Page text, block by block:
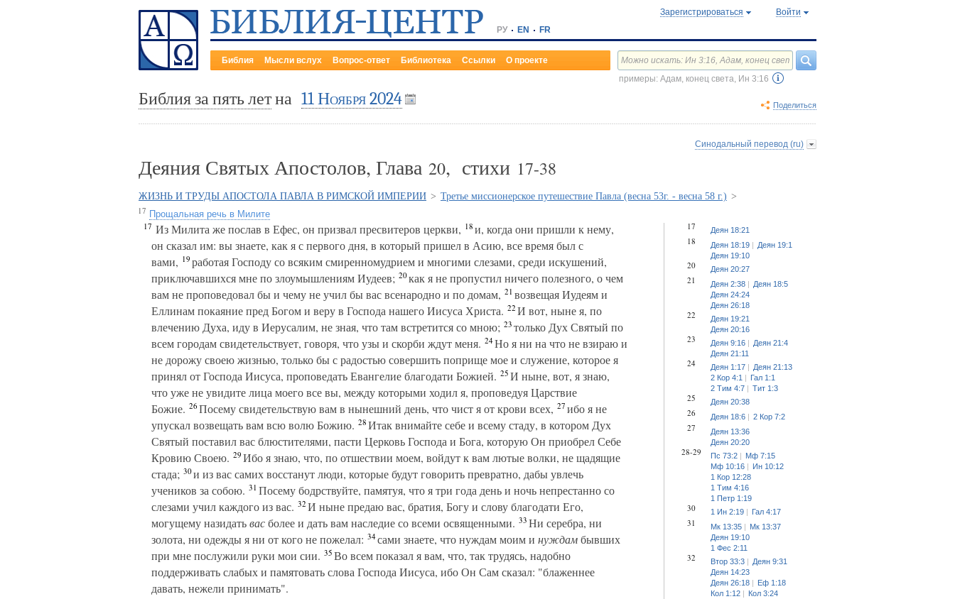
РУ EN FR
Зарегистрироваться Войти
Библия Мысли вслух Вопрос-ответ Библиотека Ссылки
О проекте
примеры: Адам, конец света, Ин 3:16
Библия за пять летна 11 Ноября 2024 Поделиться
Синодальный перевод (ru)
Деяния Святых Апостолов, Глава 20, стихи 17-38
ЖИЗНЬ И ТРУДЫ АПОСТОЛА ПАВЛА В РИМСКОЙ ИМПЕРИИ > Третье миссионерское путешествие Павла (весна 53г. - весна 58 г.) >
17 Прощальная речь в Милите
17 Из Милита же послав в Ефес, он призвал пресвитеров церкви, 18и, когда они пришли к нему,
он сказал им: вы знаете, как я с первого дня, в который пришел в Асию, все время был с
вами, 19работая Господу со всяким смиренномудрием и многими слезами, среди искушений,
приключавшихся мне по злоумышлениям Иудеев; 20как я не пропустил ничего полезного, о чем
вам не проповедовал бы и чему не учил бы вас всенародно и по домам, 21возвещая Иудеям и
Еллинам покаяние пред Богом и веру в Господа нашего Иисуса Христа. 22И вот, ныне я, по
влечению Духа, иду в Иерусалим, не зная, что там встретится со мною; 23только Дух Святый по
всем городам свидетельствует, говоря, что узы и скорби ждут меня. 24Но я ни на что не взираю и
не дорожу своею жизнью, только бы с радостью совершить поприще мое и служение, которое я
принял от Господа Иисуса, проповедать Евангелие благодати Божией. 25И ныне, вот, я знаю,
что уже не увидите лица моего все вы, между которыми ходил я, проповедуя Царствие
Божие. 26Посему свидетельствую вам в нынешний день, что чист я от крови всех, 27ибо я не
упускал возвещать вам всю волю Божию. 28Итак внимайте себе и всему стаду, в котором Дух
Святый поставил вас блюстителями, пасти Церковь Господа и Бога, которую Он приобрел Себе
Кровию Своею. 29Ибо я знаю, что, по отшествии моем, войдут к вам лютые волки, не щадящие
стада; 30и из вас самих восстанут люди, которые будут говорить превратно, дабы увлечь
учеников за собою. 31Посему бодрствуйте, памятуя, что я три года день и ночь непрестанно со
слезами учил каждого из вас. 32И ныне предаю вас, братия, Богу и слову благодати Его,
могущему назидатьвасболее и дать вам наследие со всеми освященными. 33Ни серебра, ни
золота, ни одежды я ни от кого не пожелал: 34сами знаете, что нуждам моим и нуждамбывших
при мне послужили руки мои сии. 35Во всем показал я вам, что, так трудясь, надобно
поддерживать слабых и памятовать слова Господа Иисуса, ибо Он Сам сказал: "блаженнее
давать, нежели принимать".
17 Деян 18:21
18 Деян 18:19
Деян 19:1
Деян 19:10
20 Деян 20:27
21 Деян 2:38
Деян 18:5
Деян 24:24
Деян 26:18
22
Деян 19:21
Деян 20:16
23 Деян 9:16
Деян 21:4
Деян 21:11
24 Деян 1:17
Деян 21:13
2 Кор 4:1
Гал 1:1
2 Тим 4:7
Тит 1:3
25 Деян 20:38
26 Деян 18:6 2 Кор 7:2
27
Деян 13:36
Деян 20:20
28-29 Пс 73:2
Мф 7:15
Мф 10:16
Ин 10:12
1 Кор 12:28
1 Тим 4:16
1 Петр 1:19
30 1 Ин 2:19 Гал 4:17
31 Мк 13:35
Мк 13:37
Деян 19:10
1 Фес 2:11
32 Втор 33:3
Деян 9:31
Деян 14:23
Деян 26:18
Еф 1:18
Кол 1:12
Кол 3:24